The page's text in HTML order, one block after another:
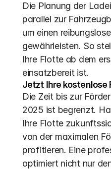
Die Planung der
parallel zur
um einen
gewährleisten. So
Ihre Flotte ab dem
einsatzbereit ist.
Jetzt Ihre kostenlose
Die Zeit bis zur
2025 ist begrenzt.
Ihre Flotte
von der maximalen
profitieren. Eine
optimiert nicht nur